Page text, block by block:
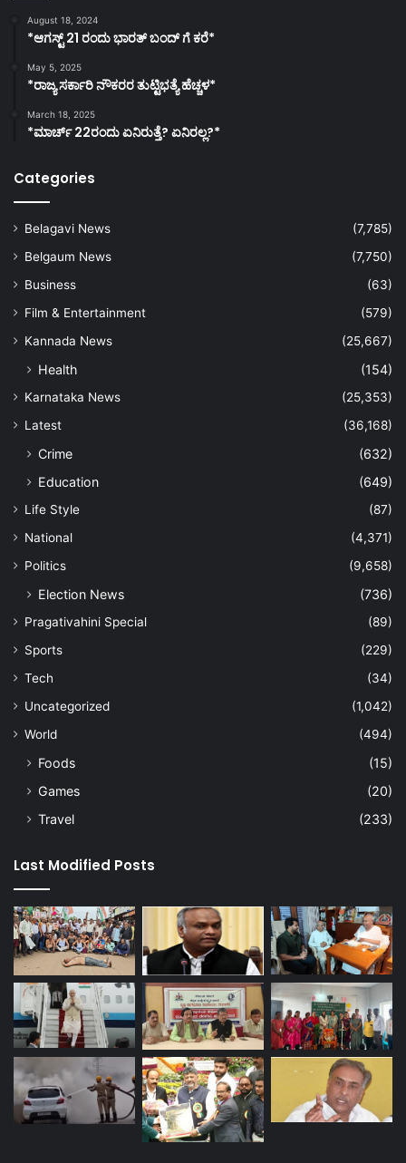
August 18, 2024
*ಆಗಸ್ಟ್ 21 ರಂದು ಭಾರತ್‌ ಬಂದ್‌ ಗೆ ಕರೆ*
May 5, 2025
*ರಾಜ್ಯ ಸರ್ಕಾರಿ ನೌಕರರ ತುಟ್ಟಿಭತ್ಯೆ ಹೆಚ್ಚಳ*
March 18, 2025
*ಮಾರ್ಚ್ 22ರಂದು ಏನಿರುತ್ತೆ? ಏನಿರಲ್ಲ?*
Categories
Belagavi News
(7,785)
Belgaum News
(7,750)
Business
(63)
Film & Entertainment
(579)
Kannada News
(25,667)
Health (154)
Karnataka News
(25,353)
Latest
(36,168)
Crime
(632)
Education
(649)
Life Style
(87)
National
(4,371)
Politics
(9,658)
Election News (736)
Pragativahini Special
(89)
Sports
(229)
Tech
(34)
Uncategorized
(1,042)
World
(494)
Foods
(15)
Games
(20)
Travel
(233)
Last Modified Posts